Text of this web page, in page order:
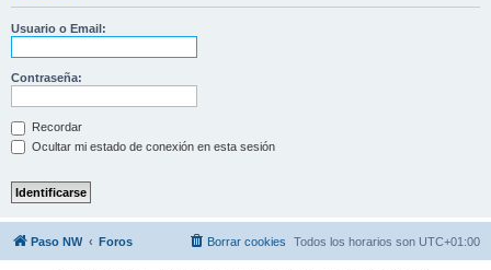
Usuario o Email:
Contraseña:
Recordar
Ocultar mi estado de conexión en esta sesión
Paso NW Foros Todos los horarios son UTC+01:00
Borrar cookies